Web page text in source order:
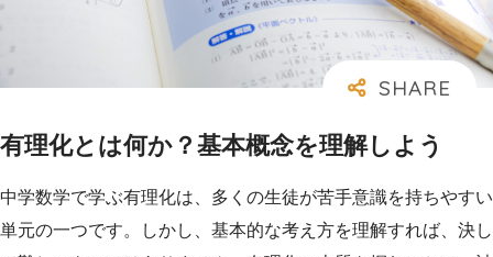
有理化とは何か？基本概念を理解しよう
中学数学で学ぶ有理化は、多くの生徒が苦手意識を持ちやすい
単元の一つです。しかし、基本的な考え方を理解すれば、決し